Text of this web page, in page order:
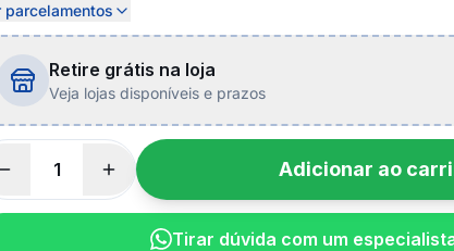
parcelamentos
Retire grátis na loja
Veja lojas disponíveis e prazos
Adicionar ao
Tirar dúvida com um